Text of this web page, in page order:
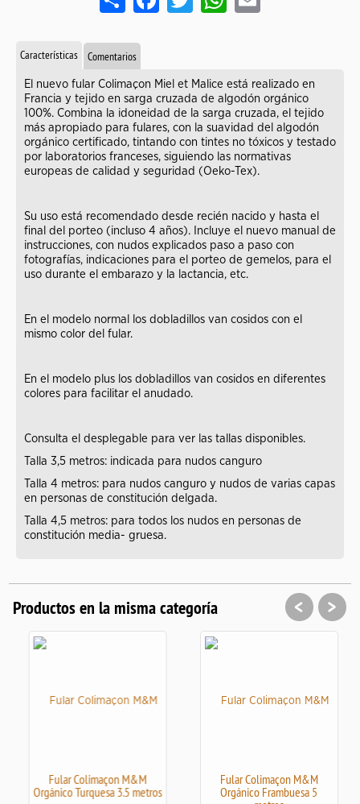
Características Comentarios
El nuevo fular Colimaçon Miel et Malice está realizado en
Francia y tejido en sarga cruzada de algodón orgánico
100%. Combina la idoneidad de la sarga cruzada, el tejido
más apropiado para fulares, con la suavidad del algodón
orgánico certificado, tintando con tintes no tóxicos y testado
por laboratorios franceses, siguiendo las normativas
europeas de calidad y seguridad (Oeko-Tex).
Su uso está recomendado desde recién nacido y hasta el
final del porteo (incluso 4 años). Incluye el nuevo manual de
instrucciones, con nudos explicados paso a paso con
fotografías, indicaciones para el porteo de gemelos, para el
uso durante el embarazo y la lactancia, etc.
En el modelo normal los dobladillos van cosidos con el
mismo color del fular.
En el modelo plus los dobladillos van cosidos en diferentes
colores para facilitar el anudado.
Consulta el desplegable para ver las tallas disponibles.
Talla 3,5 metros: indicada para nudos canguro
Talla 4 metros: para nudos canguro y nudos de varias capas
en personas de constitución delgada.
Talla 4,5 metros: para todos los nudos en personas de
constitución media- gruesa.
Productos en la misma categoría
Fular Colimaçon M&M
Orgánico Turquesa 3.5 metros
Fular Colimaçon M&M
Orgánico Frambuesa 5
< >